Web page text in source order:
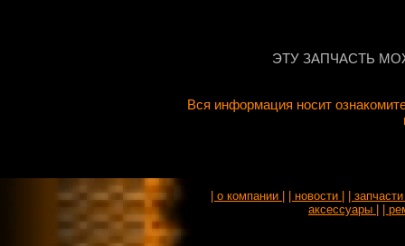
ЭТУ ЗАПЧАСТЬ
Вся информация носит
| о компании | | новости |
|
аксессуары |
|